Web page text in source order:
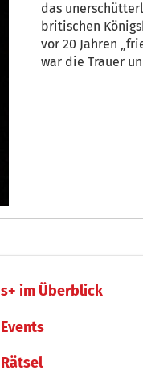
das
britischen Königshauses.
vor 20 Jahren „friedlich im Schlaf“ starb,
war die Trauer
s+ im Überblick
Events
Rätsel